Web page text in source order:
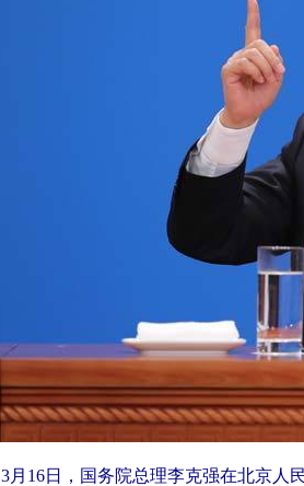
3月16日，国务院总理李克强在北京人